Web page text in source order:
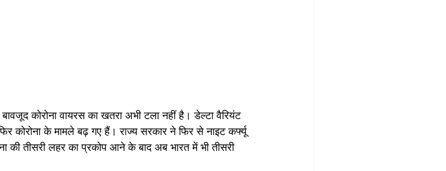
कोरोना वायरस का खतरा अभी टला नहीं है। डेल्टा वैरियंट
कोरोना के मामले बढ़ गए हैं। राज्य सरकार ने फिर से नाइट कर्फ्यू
की तीसरी लहर का प्रकोप आने के बाद अब भारत में भी तीसरी